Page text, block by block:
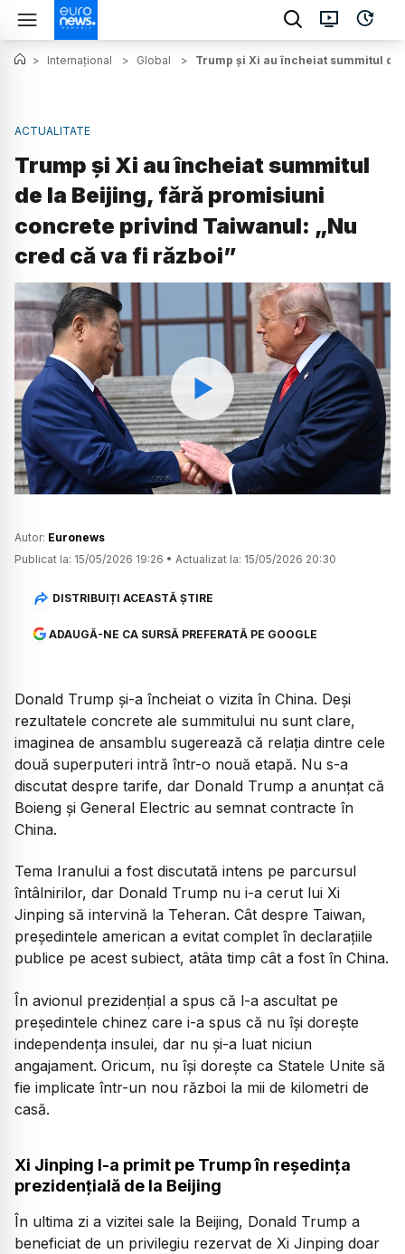
> Internațional > Global > Trump și Xi au încheiat summitul
ACTUALITATE
Trump și Xi au încheiat summitul
de la Beijing, fără promisiuni
concrete privind Taiwanul: „Nu
cred că va fi război”
Watch
Autor: Euronews
Publicat la: 15/05/2026 19:26 • Actualizat la: 15/05/2026 20:30
DISTRIBUIȚI ACEASTĂ ȘTIRE
ADAUGĂ-NE CA SURSĂ PREFERATĂ PE GOOGLE
Donald Trump și-a încheiat o vizita în China. Deși
rezultatele concrete ale summitului nu sunt clare,
imaginea de ansamblu sugerează că relația dintre cele
două superputeri intră într-o nouă etapă. Nu s-a
discutat despre tarife, dar Donald Trump a anunțat că
Boieng și General Electric au semnat contracte în
China.
Tema Iranului a fost discutată intens pe parcursul
întâlnirilor, dar Donald Trump nu i-a cerut lui Xi
Jinping să intervină la Teheran. Cât despre Taiwan,
președintele american a evitat complet în declarațiile
publice pe acest subiect, atâta timp cât a fost în China.
În avionul prezidențial a spus că l-a ascultat pe
președintele chinez care i-a spus că nu își dorește
independența insulei, dar nu și-a luat niciun
angajament. Oricum, nu își dorește ca Statele Unite să
fie implicate într-un nou război la mii de kilometri de
casă.
Xi Jinping l-a primit pe Trump în reședința
prezidențială de la Beijing
În ultima zi a vizitei sale la Beijing, Donald Trump a
beneficiat de un privilegiu rezervat de Xi Jinping doar